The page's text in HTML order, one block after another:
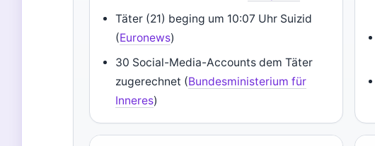
Täter (21) beging um 10:07 Uhr Suizid
(Euronews)
30 Social-Media-Accounts dem Täter
zugerechnet (Bundesministerium für
Inneres)